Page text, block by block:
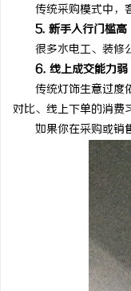
传统采购模式中，客
5. 新手入行门槛高
很多水电工、装修公
6. 线上成交能力弱
传统灯饰生意过度依
对比、线上下单的消费
如果你在采购或销售
乐樱国际医疗中心